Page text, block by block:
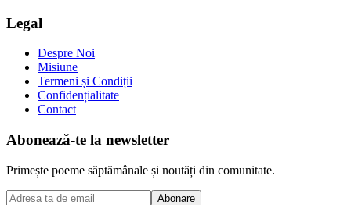
Legal
Despre Noi
Misiune
Termeni și Condiții
Confidențialitate
Contact
Abonează-te la newsletter
Primește poeme săptămânale și noutăți din comunitate.
Abonare